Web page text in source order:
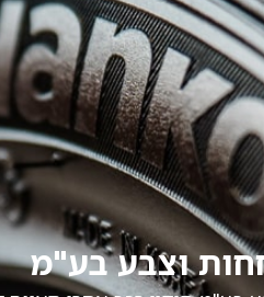
וצבע בע"מ